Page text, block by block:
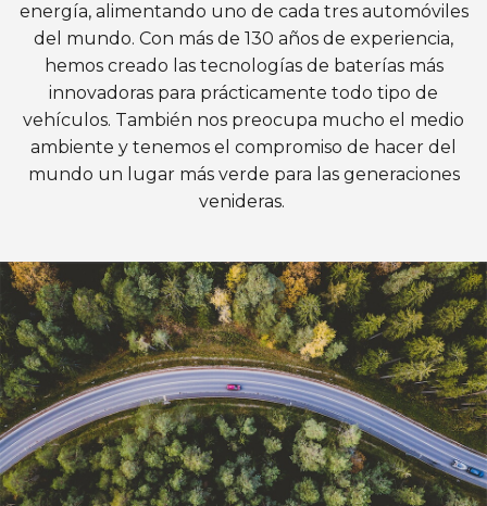
energía, alimentando uno de cada tres automóviles
del mundo. Con más de 130 años de experiencia,
hemos creado las tecnologías de baterías más
innovadoras para prácticamente todo tipo de
vehículos. También nos preocupa mucho el medio
ambiente y tenemos el compromiso de hacer del
mundo un lugar más verde para las generaciones
venideras.